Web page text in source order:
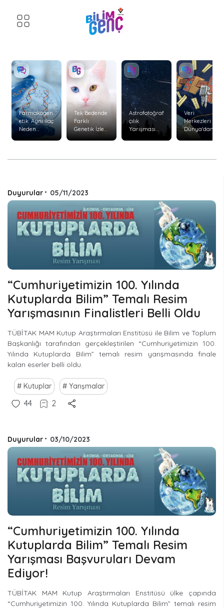
Farmakogen
etik: Aynı İlaç
Neden
?
Tek Bedende
Farklı
Genetik İzler:
Kimerizm
Astrofotoğraf
çılık
Yarışması
Veri
Merkezleri
Dünya'dan
Duyurular • 05/11/2023
“Cumhuriyetimizin 100. Yılında
Kutuplarda Bilim” Temalı Resim
Yarışmasının Finalistleri Belli Oldu
TÜBİTAK MAM Kutup Araştırmaları Enstitüsü ile Bilim ve Toplum
Başkanlığı tarafından gerçekleştirilen “Cumhuriyetimizin 100.
Yılında Kutuplarda Bilim” temalı resim yarışmasında finale
kalan eserler belli oldu.
Kutuplar Yarışmalar
44 2
Duyurular • 03/10/2023
“Cumhuriyetimizin 100. Yılında
Kutuplarda Bilim” Temalı Resim
Yarışması Başvuruları Devam
Ediyor!
TÜBİTAK MAM Kutup Araştırmaları Enstitüsü ülke çapında
“Cumhuriyetimizin 100. Yılında Kutuplarda Bilim” temalı resim